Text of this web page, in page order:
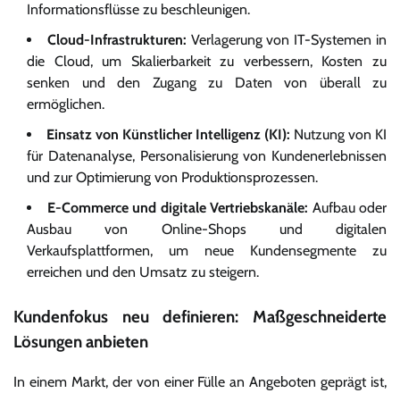
Informationsflüsse zu beschleunigen.
Cloud-Infrastrukturen: Verlagerung von IT-Systemen in
die Cloud, um Skalierbarkeit zu verbessern, Kosten zu
senken und den Zugang zu Daten von überall zu
ermöglichen.
Einsatz von Künstlicher Intelligenz (KI): Nutzung von KI
für Datenanalyse, Personalisierung von Kundenerlebnissen
und zur Optimierung von Produktionsprozessen.
E-Commerce und digitale Vertriebskanäle: Aufbau oder
Ausbau von Online-Shops und digitalen
Verkaufsplattformen, um neue Kundensegmente zu
erreichen und den Umsatz zu steigern.
Kundenfokus neu definieren: Maßgeschneiderte
Lösungen anbieten
In einem Markt, der von einer Fülle an Angeboten geprägt ist,